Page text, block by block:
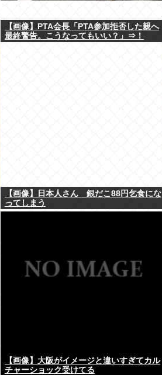
【画像】PTA会長「PTA参加拒否した親へ
最終警告。こうなってもいい？」⇒！
【画像】日本人さん 銀だこ88円乞食にな
ってしまう
【画像】大阪がイメージと違いすぎてカル
チャーショック受けてる